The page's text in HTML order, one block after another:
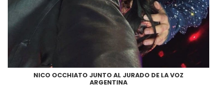
NICO OCCHIATO JUNTO AL JURADO DE LA VOZ
ARGENTINA